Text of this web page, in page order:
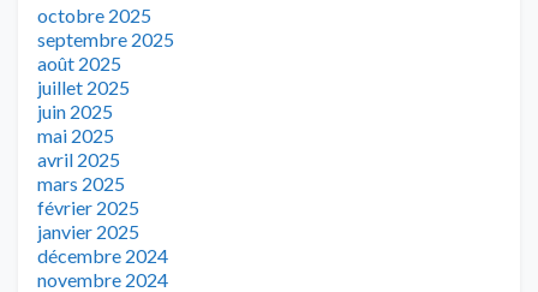
octobre 2025
septembre 2025
août 2025
juillet 2025
juin 2025
mai 2025
avril 2025
mars 2025
février 2025
janvier 2025
décembre 2024
novembre 2024